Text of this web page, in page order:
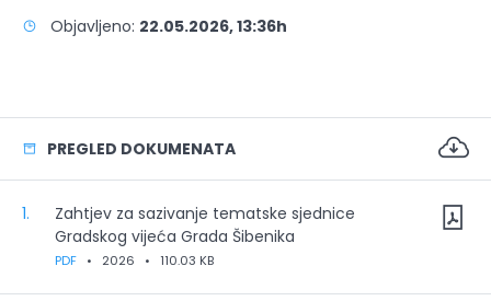
Objavljeno: 22.05.2026, 13:36h
PREGLED DOKUMENATA
1.
Zahtjev za sazivanje tematske sjednice
Gradskog vijeća Grada Šibenika
PDF • 2026 • 110.03 KB